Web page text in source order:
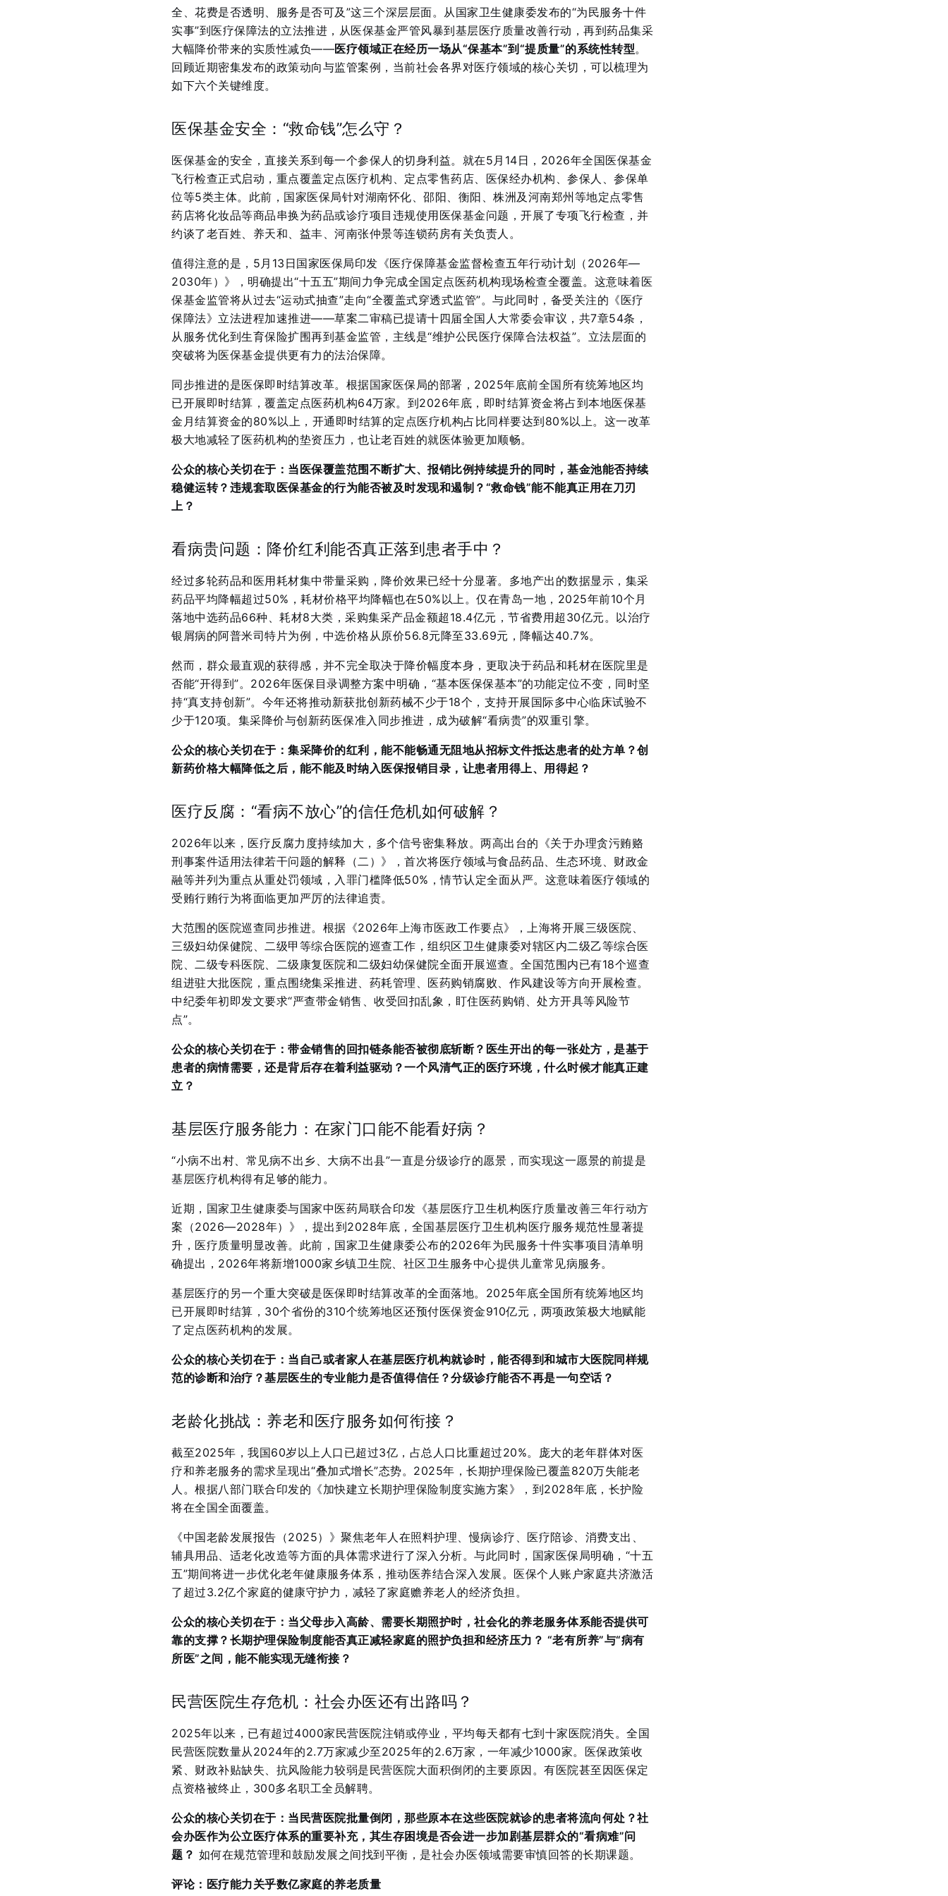
全、花费是否透明、服务是否可及”这三个深层层面。从国家卫生健康委发布的“为民服务十件
实事”到医疗保障法的立法推进，从医保基金严管风暴到基层医疗质量改善行动，再到药品集采
大幅降价带来的实质性减负——医疗领域正在经历一场从“保基本”到“提质量”的系统性转型。
回顾近期密集发布的政策动向与监管案例，当前社会各界对医疗领域的核心关切，可以梳理为
如下六个关键维度。
医保基金安全：“救命钱”怎么守？
医保基金的安全，直接关系到每一个参保人的切身利益。就在5月14日，2026年全国医保基金
飞行检查正式启动，重点覆盖定点医疗机构、定点零售药店、医保经办机构、参保人、参保单
位等5类主体。此前，国家医保局针对湖南怀化、邵阳、衡阳、株洲及河南郑州等地定点零售
药店将化妆品等商品串换为药品或诊疗项目违规使用医保基金问题，开展了专项飞行检查，并
约谈了老百姓、养天和、益丰、河南张仲景等连锁药房有关负责人 。
值得注意的是，5月13日国家医保局印发《医疗保障基金监督检查五年行动计划（2026年—
2030年）》，明确提出“十五五”期间力争完成全国定点医药机构现场检查全覆盖。这意味着医
保基金监管将从过去“运动式抽查”走向“全覆盖式穿透式监管”。与此同时，备受关注的《医疗
保障法》立法进程加速推进——草案二审稿已提请十四届全国人大常委会审议，共7章54条，
从服务优化到生育保险扩围再到基金监管，主线是“维护公民医疗保障合法权益”。立法层面的
突破将为医保基金提供更有力的法治保障。
同步推进的是医保即时结算改革。根据国家医保局的部署，2025年底前全国所有统筹地区均
已开展即时结算，覆盖定点医药机构64万家。到2026年底，即时结算资金将占到本地医保基
金月结算资金的80%以上，开通即时结算的定点医疗机构占比同样要达到80%以上 。这一改革
极大地减轻了医药机构的垫资压力，也让老百姓的就医体验更加顺畅。
公众的核心关切在于：当医保覆盖范围不断扩大、报销比例持续提升的同时，基金池能否持续
稳健运转？违规套取医保基金的行为能否被及时发现和遏制？“救命钱”能不能真正用在刀刃
上？
看病贵问题：降价红利能否真正落到患者手中？
经过多轮药品和医用耗材集中带量采购，降价效果已经十分显著。多地产出的数据显示，集采
药品平均降幅超过50%，耗材价格平均降幅也在50%以上 。仅在青岛一地，2025年前10个月
落地中选药品66种、耗材8大类，采购集采产品金额超18.4亿元，节省费用超30亿元 。以治疗
银屑病的阿普米司特片为例，中选价格从原价56.8元降至33.69元，降幅达40.7%。
然而，群众最直观的获得感，并不完全取决于降价幅度本身，更取决于药品和耗材在医院里是
否能“开得到”。2026年医保目录调整方案中明确，“基本医保保基本”的功能定位不变，同时坚
持“真支持创新”。今年还将推动新获批创新药械不少于18个，支持开展国际多中心临床试验不
少于120项。集采降价与创新药医保准入同步推进，成为破解“看病贵”的双重引擎。
公众的核心关切在于：集采降价的红利，能不能畅通无阻地从招标文件抵达患者的处方单？创
新药价格大幅降低之后，能不能及时纳入医保报销目录，让患者用得上、用得起？
医疗反腐：“看病不放心”的信任危机如何破解？
2026年以来，医疗反腐力度持续加大，多个信号密集释放。两高出台的《关于办理贪污贿赂
刑事案件适用法律若干问题的解释（二）》，首次将医疗领域与食品药品、生态环境、财政金
融等并列为重点从重处罚领域，入罪门槛降低50%，情节认定全面从严。这意味着医疗领域的
受贿行贿行为将面临更加严厉的法律追责。
大范围的医院巡查同步推进。根据《2026年上海市医政工作要点》，上海将开展三级医院、
三级妇幼保健院、二级甲等综合医院的巡查工作，组织区卫生健康委对辖区内二级乙等综合医
院、二级专科医院、二级康复医院和二级妇幼保健院全面开展巡查 。全国范围内已有18个巡查
组进驻大批医院，重点围绕集采推进、药耗管理、医药购销腐败、作风建设等方向开展检查。
中纪委年初即发文要求“严查带金销售、收受回扣乱象，盯住医药购销、处方开具等风险节
点”。
公众的核心关切在于：带金销售的回扣链条能否被彻底斩断？医生开出的每一张处方，是基于
患者的病情需要，还是背后存在着利益驱动？一个风清气正的医疗环境，什么时候才能真正建
立？
基层医疗服务能力：在家门口能不能看好病？
“小病不出村、常见病不出乡、大病不出县”一直是分级诊疗的愿景，而实现这一愿景的前提是
基层医疗机构得有足够的能力。
近期，国家卫生健康委与国家中医药局联合印发《基层医疗卫生机构医疗质量改善三年行动方
案（2026—2028年）》，提出到2028年底，全国基层医疗卫生机构医疗服务规范性显著提
升，医疗质量明显改善。此前，国家卫生健康委公布的2026年为民服务十件实事项目清单明
确提出，2026年将新增1000家乡镇卫生院、社区卫生服务中心提供儿童常见病服务。
基层医疗的另一个重大突破是医保即时结算改革的全面落地。2025年底全国所有统筹地区均
已开展即时结算，30个省份的310个统筹地区还预付医保资金910亿元，两项政策极大地赋能
了定点医药机构的发展。
公众的核心关切在于：当自己或者家人在基层医疗机构就诊时，能否得到和城市大医院同样规
范的诊断和治疗？基层医生的专业能力是否值得信任？分级诊疗能否不再是一句空话？
老龄化挑战：养老和医疗服务如何衔接？
截至2025年，我国60岁以上人口已超过3亿，占总人口比重超过20%。庞大的老年群体对医
疗和养老服务的需求呈现出“叠加式增长”态势。2025年，长期护理保险已覆盖820万失能老
人 。根据八部门联合印发的《加快建立长期护理保险制度实施方案》，到2028年底，长护险
将在全国全面覆盖。
《中国老龄发展报告（2025）》聚焦老年人在照料护理、慢病诊疗、医疗陪诊、消费支出、
辅具用品、适老化改造等方面的具体需求进行了深入分析。与此同时，国家医保局明确，“十五
五”期间将进一步优化老年健康服务体系，推动医养结合深入发展。医保个人账户家庭共济激活
了超过3.2亿个家庭的健康守护力，减轻了家庭赡养老人的经济负担 。
公众的核心关切在于：当父母步入高龄、需要长期照护时，社会化的养老服务体系能否提供可
靠的支撑？长期护理保险制度能否真正减轻家庭的照护负担和经济压力？ “老有所养”与“病有
所医”之间，能不能实现无缝衔接？
民营医院生存危机：社会办医还有出路吗？
2025年以来，已有超过4000家民营医院注销或停业，平均每天都有七到十家医院消失 。全国
民营医院数量从2024年的2.7万家减少至2025年的2.6万家，一年减少1000家。医保政策收
紧、财政补贴缺失、抗风险能力较弱是民营医院大面积倒闭的主要原因 。有医院甚至因医保定
点资格被终止，300多名职工全员解聘。
公众的核心关切在于：当民营医院批量倒闭，那些原本在这些医院就诊的患者将流向何处？社
会办医作为公立医疗体系的重要补充，其生存困境是否会进一步加剧基层群众的“看病难”问
题？ 如何在规范管理和鼓励发展之间找到平衡，是社会办医领域需要审慎回答的长期课题。
评论： 医疗能力关乎数亿家庭的养老质量